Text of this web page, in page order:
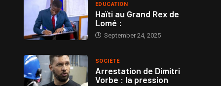
EDUCATION
Haïti au Grand Rex de
Lomé :
September 24, 2025
SOCIÉTÉ
Arrestation de Dimitri
Vorbe : la pression